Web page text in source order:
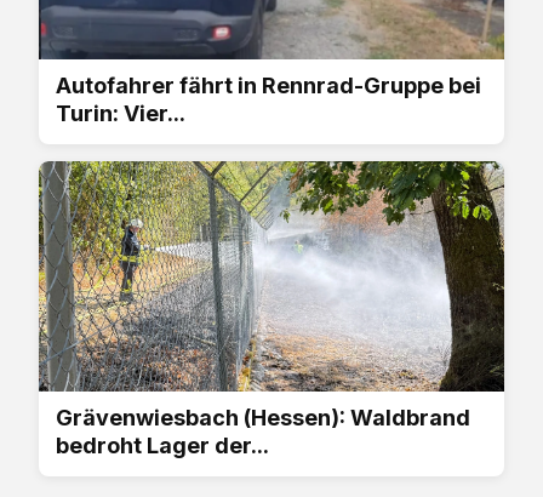
Autofahrer fährt in Rennrad-Gruppe bei
Turin: Vier...
Grävenwiesbach (Hessen): Waldbrand
bedroht Lager der...